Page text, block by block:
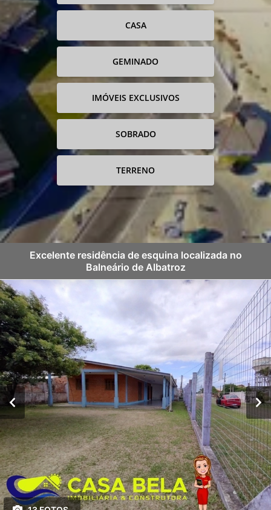
CASA
GEMINADO
IMÓVEIS EXCLUSIVOS
SOBRADO
TERRENO
Excelente residência de esquina localizada no
Balneário de Albatroz